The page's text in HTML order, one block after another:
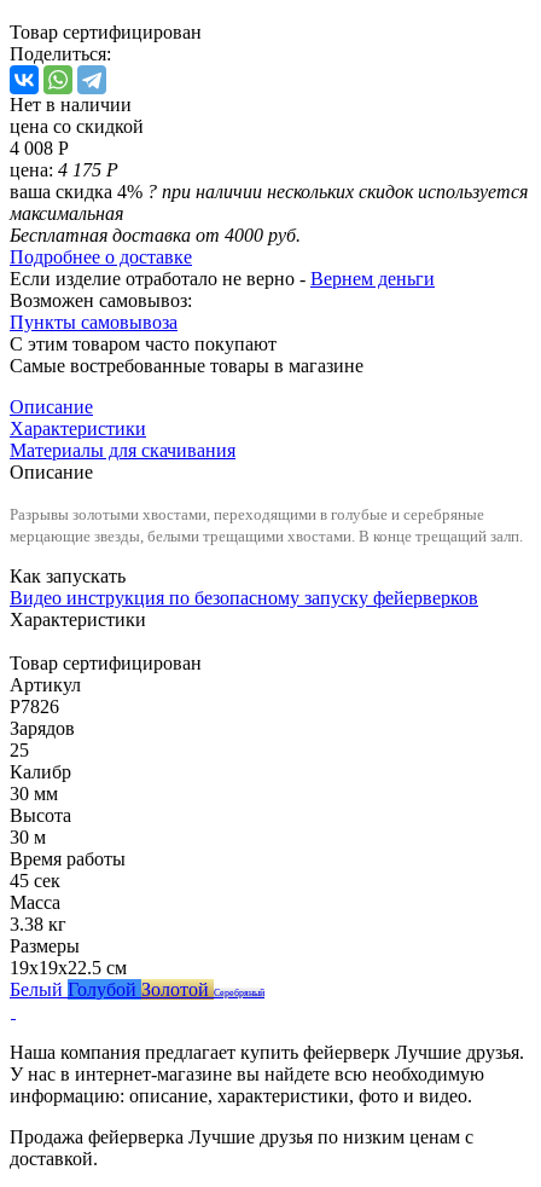
Товар сертифицирован
Поделиться:
Нет в наличии
цена со скидкой
4 008 Р
цена: 4 175 Р
ваша скидка 4% ? при наличии нескольких скидок используется
максимальная
Бесплатная доставка от 4000 руб.
Подробнее о доставке
Если изделие отработало не верно - Вернем деньги
Возможен самовывоз:
Пункты самовывоза
С этим товаром часто покупают
Самые востребованные товары в магазине
Описание
Характеристики
Материалы для скачивания
Описание
Разрывы золотыми хвостами, переходящими в голубые и серебряные
мерцающие звезды, белыми трещащими хвостами. В конце трещащий залп.
Как запускать
Видео инструкция по безопасному запуску фейерверков
Характеристики
Товар сертифицирован
Артикул
Р7826
Зарядов
25
Калибр
30 мм
Высота
30 м
Время работы
45 сек
Масса
3.38 кг
Размеры
19x19x22.5 см
Белый Голубой ЗолотойСеребряный
Наша компания предлагает купить фейерверк Лучшие друзья.
У нас в интернет-магазине вы найдете всю необходимую
информацию: описание, характеристики, фото и видео.
Продажа фейерверка Лучшие друзья по низким ценам с
доставкой.